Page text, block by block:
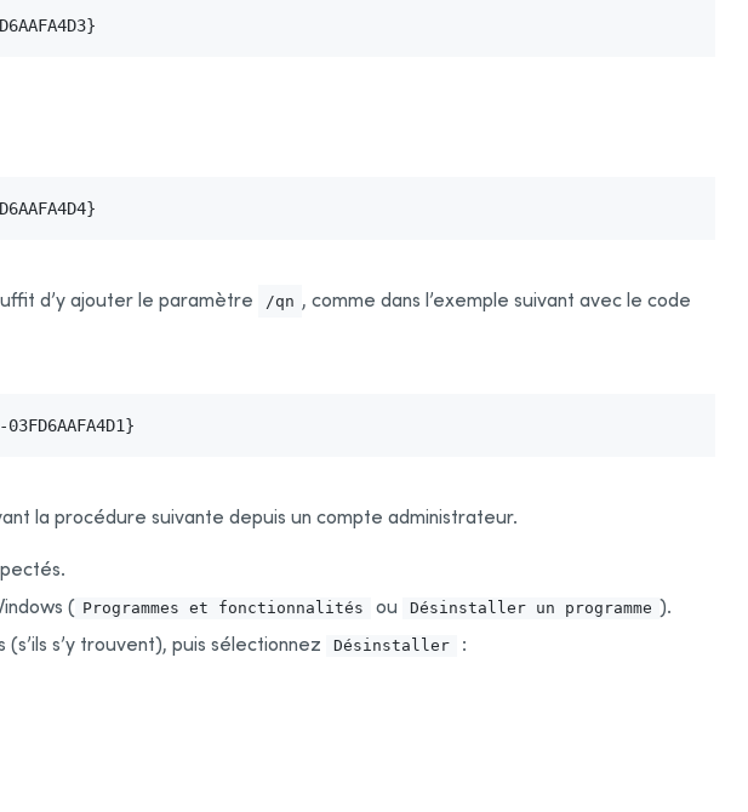
d’y ajouter le paramètre /qn , comme dans l’exemple suivant avec le code
1}
la procédure suivante depuis un compte administrateur.
( Programmes et fonctionnalités ou Désinstaller un programme ).
s’y trouvent), puis sélectionnez
Désinstaller
: